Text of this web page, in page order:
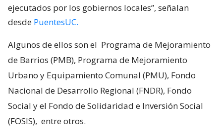
ejecutados por los gobiernos locales”, señalan
desde PuentesUC.
Algunos de ellos son el Programa de Mejoramiento
de Barrios (PMB), Programa de Mejoramiento
Urbano y Equipamiento Comunal (PMU), Fondo
Nacional de Desarrollo Regional (FNDR), Fondo
Social y el Fondo de Solidaridad e Inversión Social
(FOSIS), entre otros.